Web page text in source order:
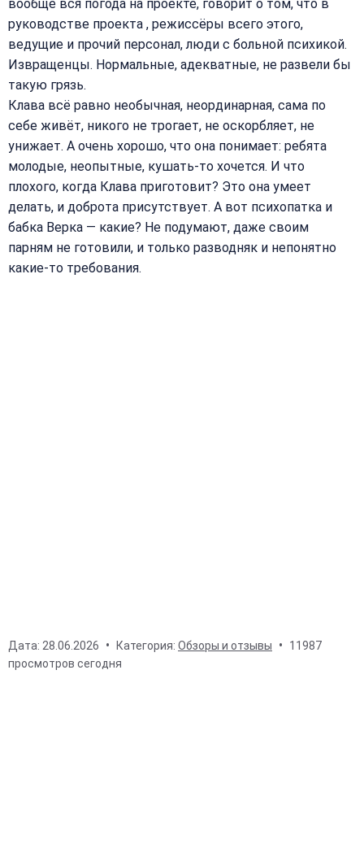
вообще вся погода на проекте, говорит о том, что в
руководстве проекта , режиссёры всего этого,
ведущие и прочий персонал, люди с больной психикой.
Извращенцы. Нормальные, адекватные, не развели бы
такую грязь.
Клава всё равно необычная, неординарная, сама по
себе живёт, никого не трогает, не оскорбляет, не
унижает. А очень хорошо, что она понимает: ребята
молодые, неопытные, кушать-то хочется. И что
плохого, когда Клава приготовит? Это она умеет
делать, и доброта присутствует. А вот психопатка и
бабка Верка — какие? Не подумают, даже своим
парням не готовили, и только разводняк и непонятно
какие-то требования.
Дата: 28.06.2026 Категория: Обзоры и отзывы
11987
просмотров сегодня